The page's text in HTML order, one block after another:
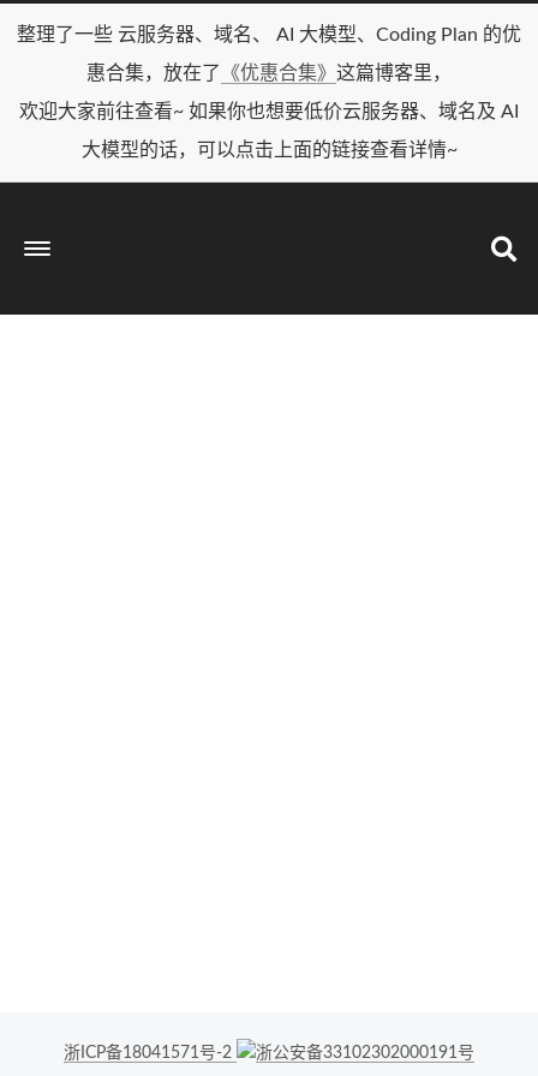
整理了一些 云服务器、域名、 AI 大模型、Coding Plan 的优
惠合集，放在了
《优惠合集》 这篇博客里，
欢迎大家前往查看~ 如果你也想要低价云服务器、域名及 AI
大模型的话，可以点击上面的链接查看详情~
浙ICP备18041571号-2 浙公安备33102302000191号